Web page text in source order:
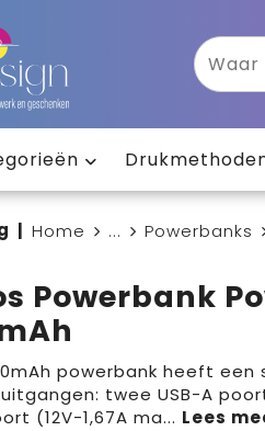
Home ... Powerbanks
Powerbank
powerbank heeft
twee USB-A
(12V-1,67A ma...